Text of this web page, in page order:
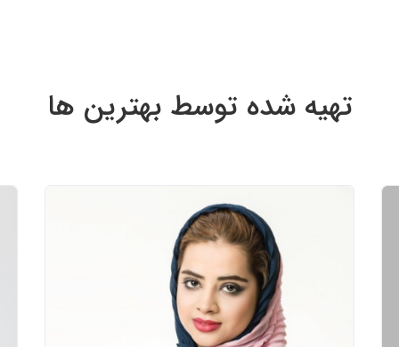
تهیه شده توسط بهترین ‌‌ها